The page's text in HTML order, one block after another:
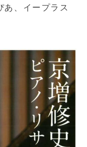
あ、イープラス